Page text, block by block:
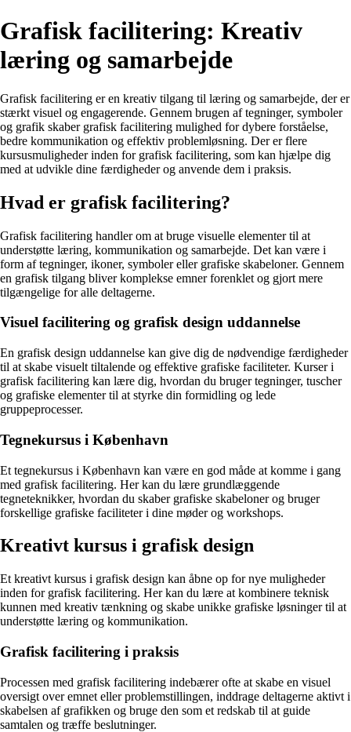
Grafisk facilitering: Kreativ
læring og samarbejde
Grafisk facilitering er en kreativ tilgang til læring og samarbejde, der er
stærkt visuel og engagerende. Gennem brugen af tegninger, symboler
og grafik skaber grafisk facilitering mulighed for dybere forståelse,
bedre kommunikation og effektiv problemløsning. Der er flere
kursusmuligheder inden for grafisk facilitering, som kan hjælpe dig
med at udvikle dine færdigheder og anvende dem i praksis.
Hvad er grafisk facilitering?
Grafisk facilitering handler om at bruge visuelle elementer til at
understøtte læring, kommunikation og samarbejde. Det kan være i
form af tegninger, ikoner, symboler eller grafiske skabeloner. Gennem
en grafisk tilgang bliver komplekse emner forenklet og gjort mere
tilgængelige for alle deltagerne.
Visuel facilitering og grafisk design uddannelse
En grafisk design uddannelse kan give dig de nødvendige færdigheder
til at skabe visuelt tiltalende og effektive grafiske faciliteter. Kurser i
grafisk facilitering kan lære dig, hvordan du bruger tegninger, tuscher
og grafiske elementer til at styrke din formidling og lede
gruppeprocesser.
Tegnekursus i København
Et tegnekursus i København kan være en god måde at komme i gang
med grafisk facilitering. Her kan du lære grundlæggende
tegneteknikker, hvordan du skaber grafiske skabeloner og bruger
forskellige grafiske faciliteter i dine møder og workshops.
Kreativt kursus i grafisk design
Et kreativt kursus i grafisk design kan åbne op for nye muligheder
inden for grafisk facilitering. Her kan du lære at kombinere teknisk
kunnen med kreativ tænkning og skabe unikke grafiske løsninger til at
understøtte læring og kommunikation.
Grafisk facilitering i praksis
Processen med grafisk facilitering indebærer ofte at skabe en visuel
oversigt over emnet eller problemstillingen, inddrage deltagerne aktivt i
skabelsen af grafikken og bruge den som et redskab til at guide
samtalen og træffe beslutninger.